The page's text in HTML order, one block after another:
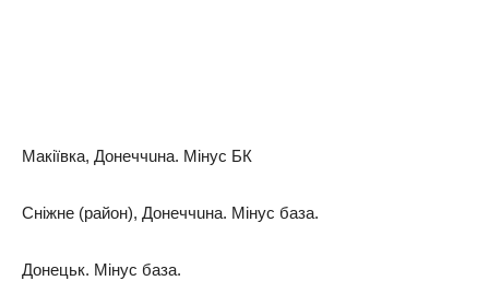
Макіївка, Донеччuна. Мінус БК
Сніжне (район), Донеччuна. Мінус база.
Донецьк. Мінус база.